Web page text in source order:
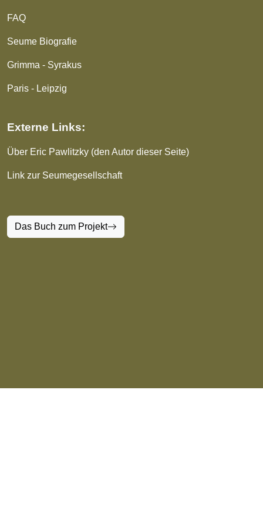
FAQ
Seume Biografie
Grimma - Syrakus
Paris - Leipzig
Externe Links:
Über Eric Pawlitzky (den Autor dieser Seite)
Link zur Seumegesellschaft
Das Buch zum Projekt